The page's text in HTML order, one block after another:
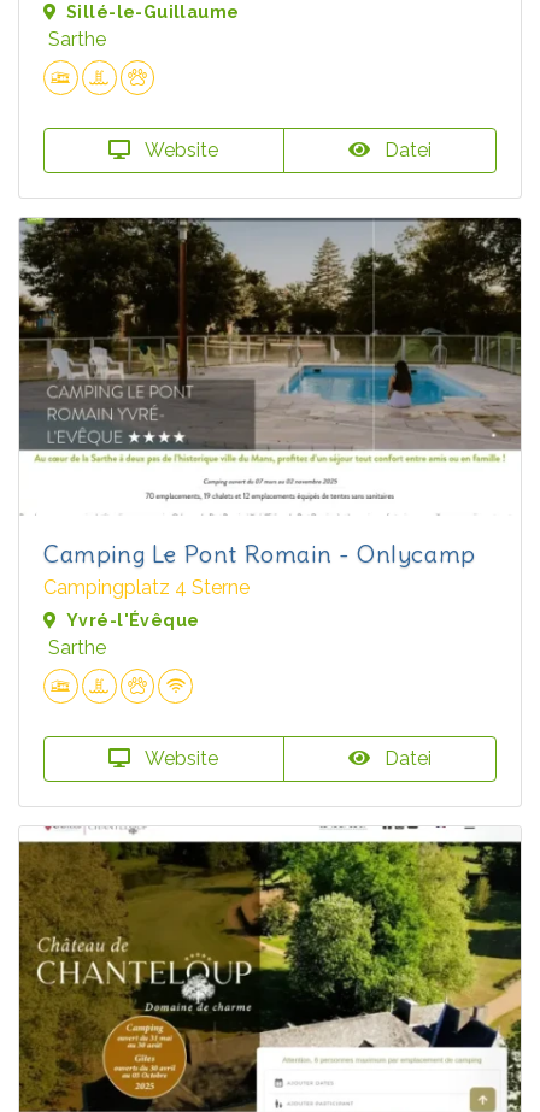
Sillé-le-Guillaume
Sarthe
Website Datei
Camping Le Pont Romain - Onlycamp
Campingplatz 4 Sterne
Yvré-l'Évêque
Sarthe
Website Datei